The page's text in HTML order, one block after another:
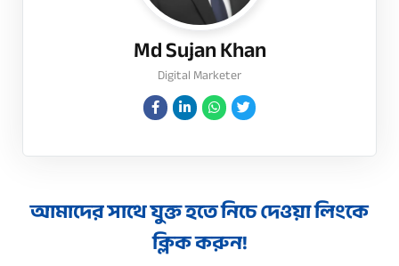
Md Sujan Khan
Digital Marketer
আমাদের সাথে যুক্ত হতে নিচে দেওয়া লিংকে
ক্লিক করুন!